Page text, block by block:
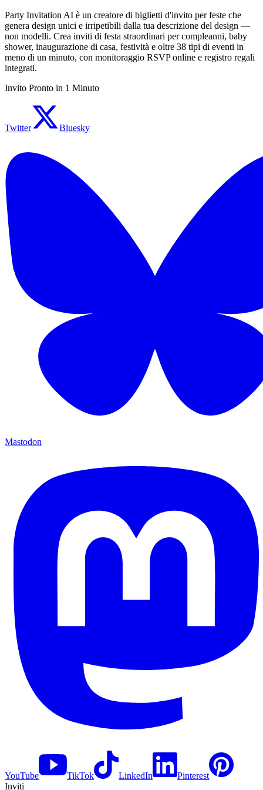
Party Invitation AI è un creatore di biglietti d'invito per feste che
genera design unici e irripetibili dalla tua descrizione del design —
non modelli. Crea inviti di festa straordinari per compleanni, baby
shower, inaugurazione di casa, festività e oltre 38 tipi di eventi in
meno di un minuto, con monitoraggio RSVP online e registro regali
integrati.
Invito Pronto in 1 Minuto
Twitter Bluesky
Mastodon
YouTube TikTok LinkedIn
Pinterest
Inviti